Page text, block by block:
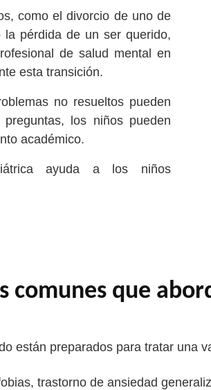
como el divorcio de uno de
pérdida de un ser querido,
de salud mental en
esta transición.
no resueltos pueden
los niños pueden
académico.
ayuda a los niños
comunes que
están preparados para tratar una
trastorno de ansiedad